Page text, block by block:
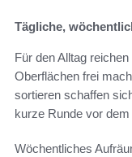
Tägliche,
Für den Alltag
Oberflächen frei
sortieren schaffen
kurze Runde vor
Wöchentliches